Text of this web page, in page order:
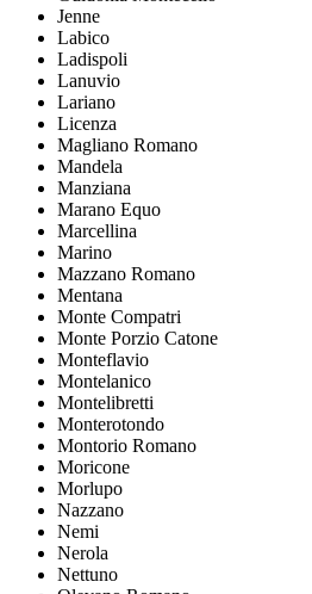
Jenne
Labico
Ladispoli
Lanuvio
Lariano
Licenza
Magliano Romano
Mandela
Manziana
Marano Equo
Marcellina
Marino
Mazzano Romano
Mentana
Monte Compatri
Monte Porzio Catone
Monteflavio
Montelanico
Montelibretti
Monterotondo
Montorio Romano
Moricone
Morlupo
Nazzano
Nemi
Nerola
Nettuno